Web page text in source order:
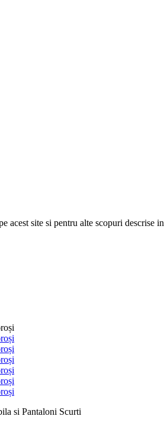
acest site si pentru alte scopuri descrise in
si Pantaloni Scurti